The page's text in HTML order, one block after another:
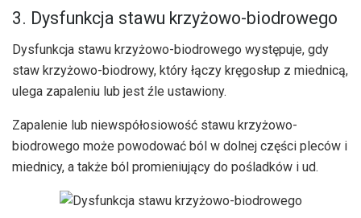
3. Dysfunkcja stawu krzyżowo-biodrowego
Dysfunkcja stawu krzyżowo-biodrowego występuje, gdy
staw krzyżowo-biodrowy, który łączy kręgosłup z miednicą,
ulega zapaleniu lub jest źle ustawiony.
Zapalenie lub niewspółosiowość stawu krzyżowo-
biodrowego może powodować ból w dolnej części pleców i
miednicy, a także ból promieniujący do pośladków i ud.